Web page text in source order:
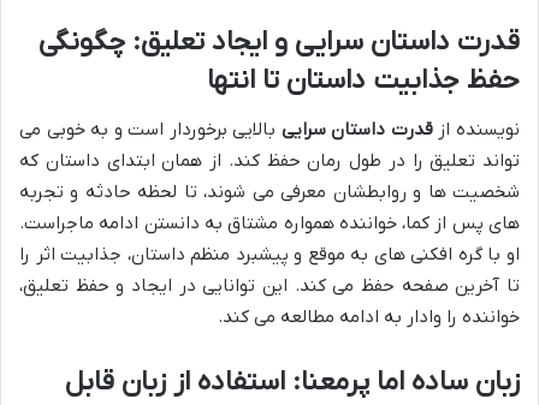
قدرت داستان سرایی و ایجاد تعلیق: چگونگی
حفظ جذابیت داستان تا انتها
نویسنده ازقدرت داستان سرایی بالایی برخوردار است و به خوبی می
تواند تعلیق را در طول رمان حفظ کند. از همان ابتدای داستان که
شخصیت ها و روابطشان معرفی می شوند، تا لحظه حادثه و تجربه
های پس از کما، خواننده همواره مشتاق به دانستن ادامه ماجراست.
او با گره افکنی های به موقع و پیشبرد منظم داستان، جذابیت اثر را
تا آخرین صفحه حفظ می کند. این توانایی در ایجاد و حفظ تعلیق،
خواننده را وادار به ادامه مطالعه می کند.
زبان ساده اما پرمعنا: استفاده از زبان قابل